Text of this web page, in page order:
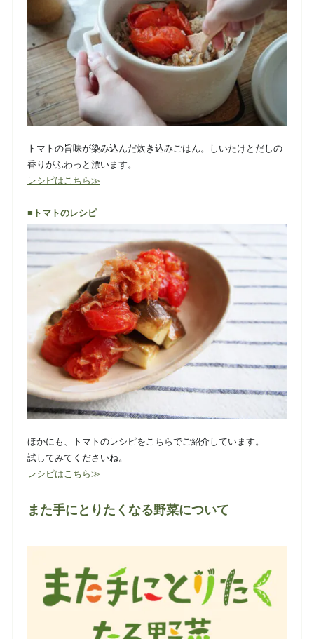
トマトの旨味が染み込んだ炊き込みごはん。しいたけとだしの
香りがふわっと漂います。
レシピはこちら≫
■トマトのレシピ
ほかにも、トマトのレシピをこちらでご紹介しています。
試してみてくださいね。
レシピはこちら≫
また手にとりたくなる野菜について